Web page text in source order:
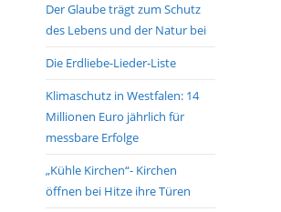
Der Glaube trägt zum Schutz
des Lebens und der Natur bei
Die Erdliebe-Lieder-Liste
Klimaschutz in Westfalen: 14
Millionen Euro jährlich für
messbare Erfolge
„Kühle Kirchen“- Kirchen
öffnen bei Hitze ihre Türen